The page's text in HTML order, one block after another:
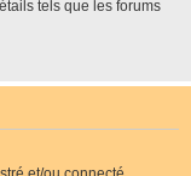
tels que les forums